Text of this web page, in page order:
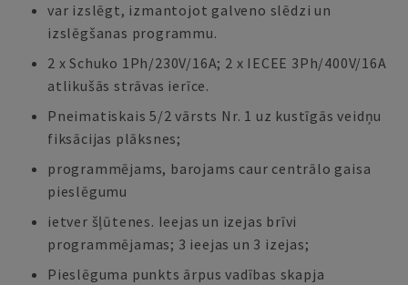
var izslēgt, izmantojot galveno slēdzi un
izslēgšanas programmu.
2 x Schuko 1Ph/230V/16A; 2 x IECEE 3Ph/400V/16A
atlikušās strāvas ierīce.
Pneimatiskais 5/2 vārsts Nr. 1 uz kustīgās veidņu
fiksācijas plāksnes;
programmējams, barojams caur centrālo gaisa
pieslēgumu
ietver šļūtenes. Ieejas un izejas brīvi
programmējamas; 3 ieejas un 3 izejas;
Pieslēguma punkts ārpus vadības skapja